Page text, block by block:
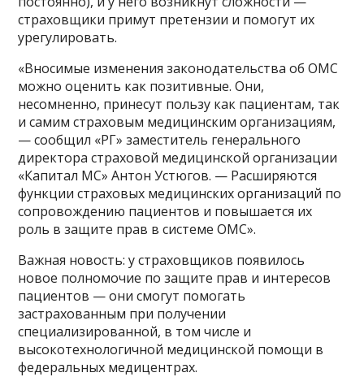
страховщики примут претензии и помогут их
урегулировать.
«Вносимые изменения законодательства об ОМС
можно оценить как позитивные. Они,
несомненно, принесут пользу как пациентам, так
и самим страховым медицинским организациям,
— сообщил «РГ» заместитель генерального
директора страховой медицинской организации
«Капитал МС» Антон Устюгов. — Расширяются
функции страховых медицинских организаций по
сопровождению пациентов и повышается их
роль в защите прав в системе ОМС».
Важная новость: у страховщиков появилось
новое полномочие по защите прав и интересов
пациентов — они смогут помогать
застрахованным при получении
специализированной, в том числе и
высокотехнологичной медицинской помощи в
федеральных медицентрах.